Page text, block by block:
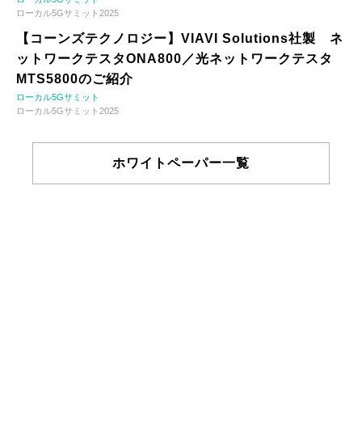
ローカル5Gサミット2025
【コーンズテクノロジー】VIAVI Solutions社製 ネ
ットワークテスタONA800／光ネットワークテスタ
MTS5800のご紹介
ローカル5Gサミット
ローカル5Gサミット2025
ホワイトペーパー一覧